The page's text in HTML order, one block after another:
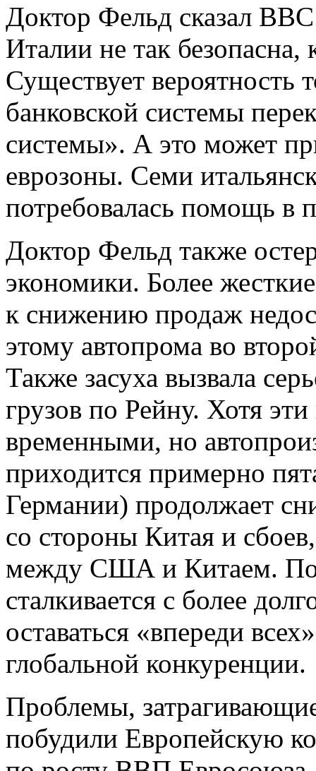
Доктор Фельд сказал
Италии не так
Существует вероятность
банковской системы
системы». А это может
еврозоны. Семи
потребовалась помощь в
Доктор Фельд также
экономики. Более
к снижению продаж
этому автопрома во
Также засуха вызвала
грузов по Рейну. Хотя
временными, но
приходится примерно
Германии) продолжает
со стороны Китая и
между США и Китаем.
сталкивается с более
оставаться «впереди
глобальной конкуренции.
Проблемы,
побудили Европейскую